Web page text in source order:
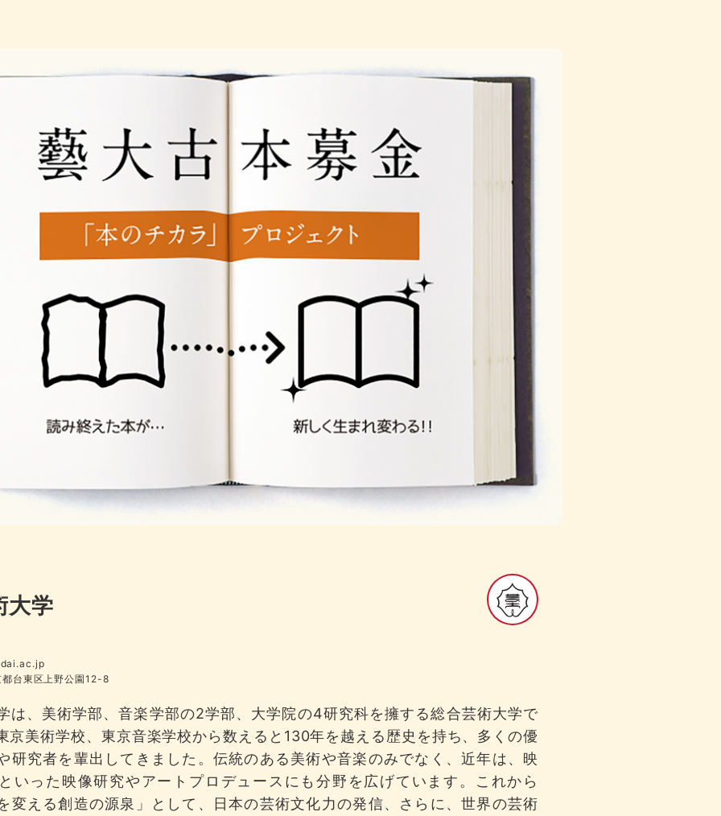
大学
台東区上野公園12-8
は、美術学部、音楽学部の2学部、大学院の4研究科を擁する総合芸術大学で
京美術学校、東京音楽学校から数えると130年を越える歴史を持ち、多くの優
研究者を輩出してきました。伝統のある美術や音楽のみでなく、近年は、映
いった映像研究やアートプロデュースにも分野を広げています。これから
変える創造の源泉」として、日本の芸術文化力の発信、さらに、世界の芸術